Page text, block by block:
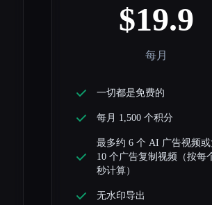
$19.9
每月
一切都是免费的
每月 1,500 个积分
最多约 6 个 AI 广告视频或
10 个广告复制视频（按每
秒计算）
无水印导出